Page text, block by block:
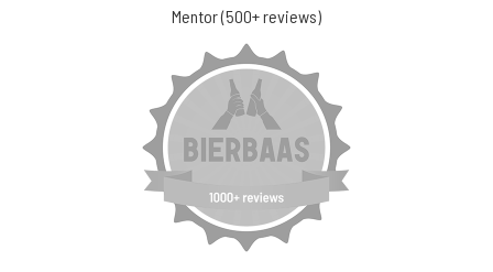
Mentor (500+ reviews)